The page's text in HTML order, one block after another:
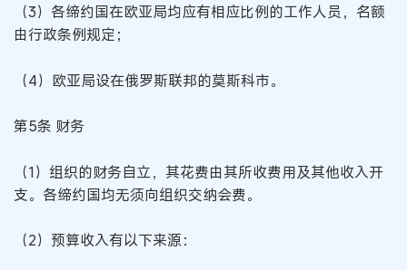
（3）各缔约国在欧亚局均应有相应比例的工作人员，名额
由行政条例规定；
（4）欧亚局设在俄罗斯联邦的莫斯科市。
第5条 财务
（1）组织的财务自立，其花费由其所收费用及其他收入开
支。各缔约国均无须向组织交纳会费。
（2）预算收入有以下来源：